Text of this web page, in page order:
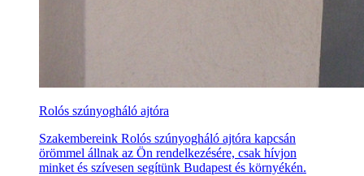
Rolós szúnyogháló ajtóra
Szakembereink Rolós szúnyogháló ajtóra kapcsán
örömmel állnak az Ön rendelkezésére, csak hívjon
minket és szívesen segítünk Budapest és környékén.